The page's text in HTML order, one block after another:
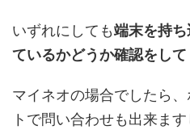
いずれにしても端末を持
ているかどうか確認をして
マイネオの場合でしたら
トで問い合わせも出来ま